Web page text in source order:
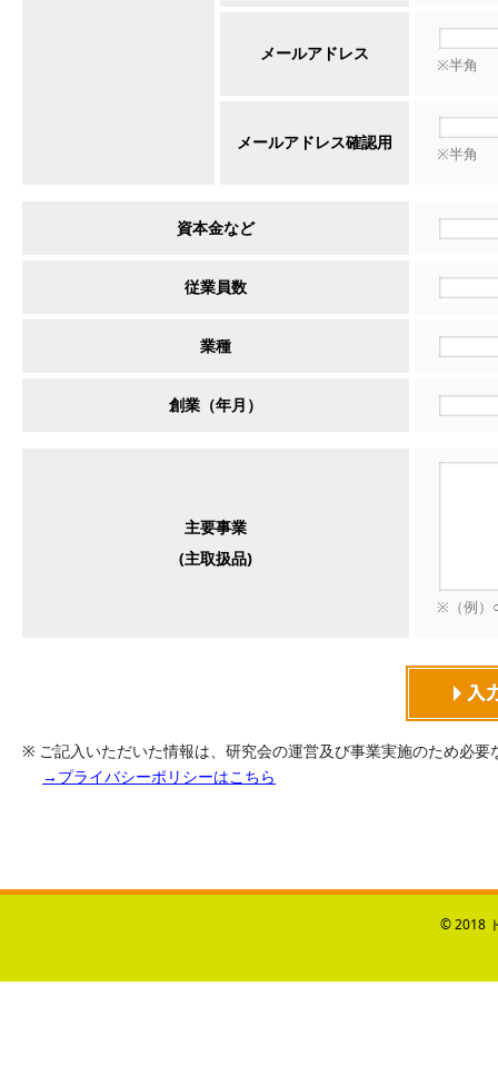
メールアドレス
※半角
メールアドレス確認用
※半角
資本金など
従業員数
業種
創業（年月）
主要事業
(主取扱品)
※（例）
※ ご記入いただいた情報は、研究会の運営及び事業実施のため必
→プライバシーポリシーはこちら
© 2018